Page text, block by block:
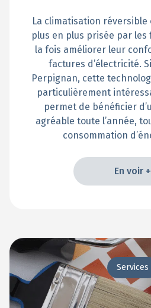
La climatisation réversible
plus en plus prisée par
la fois améliorer leur
factures d’électricité.
Perpignan, cette
particulièrement
permet de bénéficier
agréable toute l’année,
consommation
En voir +
Services